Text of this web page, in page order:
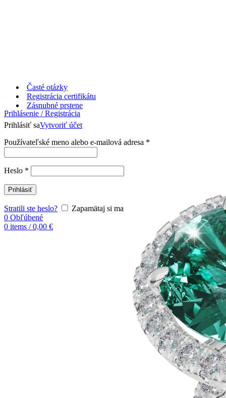
Časté otázky
Registrácia certifikátu
Prihlásenie / Registrácia
Prihlásiť saVytvoriť účet
Používateľské meno alebo e-mailová adresa *
Heslo *
Prihlásiť
Stratili ste heslo?
Zapamätaj si ma
0 Obľúbené
0 items / 0,00 €
Zásnubné prstene